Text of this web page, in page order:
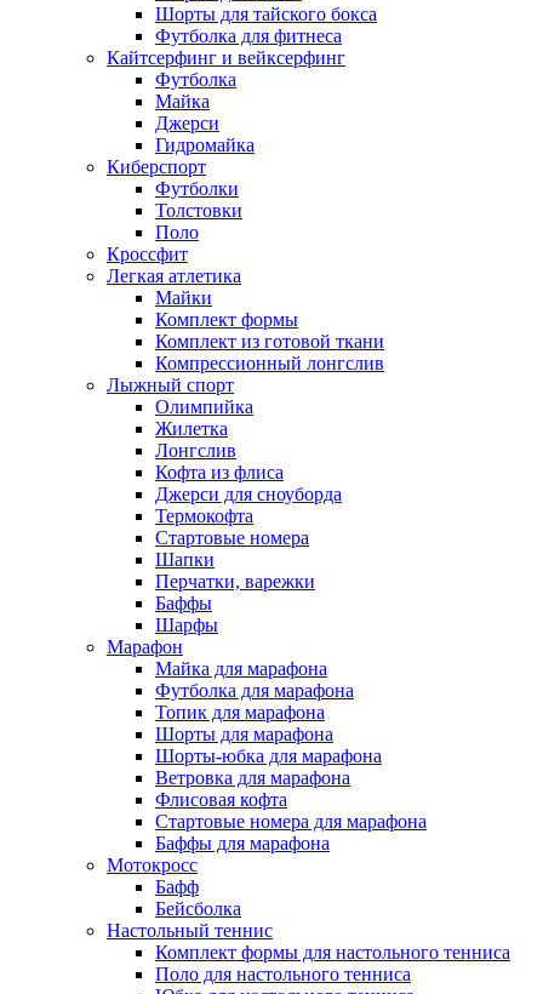
Шорты для тайского бокса
Футболка для фитнеса
Кайтсерфинг и вейксерфинг
Футболка
Майка
Джерси
Гидромайка
Киберспорт
Футболки
Толстовки
Поло
Кроссфит
Легкая атлетика
Майки
Комплект формы
Комплект из готовой ткани
Компрессионный лонгслив
Лыжный спорт
Олимпийка
Жилетка
Лонгслив
Кофта из флиса
Джерси для сноуборда
Термокофта
Стартовые номера
Шапки
Перчатки, варежки
Баффы
Шарфы
Марафон
Майка для марафона
Футболка для марафона
Топик для марафона
Шорты для марафона
Шорты-юбка для марафона
Ветровка для марафона
Флисовая кофта
Стартовые номера для марафона
Баффы для марафона
Мотокросс
Бафф
Бейсболка
Настольный теннис
Комплект формы для настольного тенниса
Поло для настольного тенниса